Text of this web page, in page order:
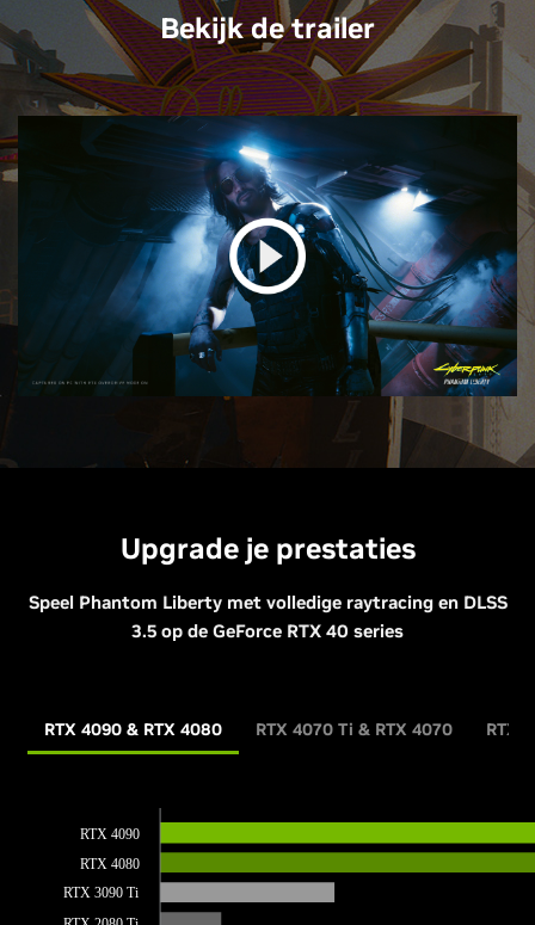
Bekijk de trailer
Upgrade je prestaties
Speel Phantom Liberty met volledige raytracing en DLSS
3.5 op de GeForce RTX 40 series
RTX 4090 & RTX 4080 RTX 4070 Ti & RTX 4070 RTX